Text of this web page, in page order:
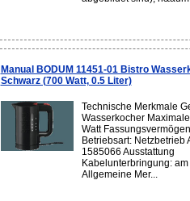
Manual BODUM 11451-01 Bistro
Schwarz (700 Watt, 0.5 Liter)
Technische Merkmale
Wasserkocher
Watt
Betriebsart: Netzbetrieb
1585066 Ausstattung
Kabelunterbringung: am
Allgemeine Mer...